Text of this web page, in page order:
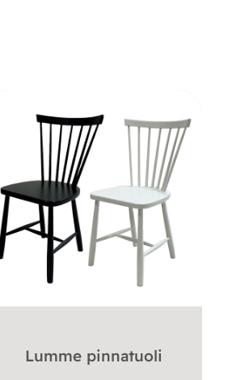
Lumme pinnatuoli